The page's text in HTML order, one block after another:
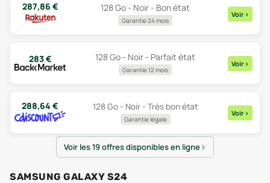
287,86 € 128 Go - Noir - Bon état
Garantie 24 mois
Voir >
283€ 128 Go - Noir - Parfait état
Garantie 12 mois
Voir >
288,64 € 128 Go - Noir - Très bon état
Garantie légale
Voir >
Voir les 19 offres disponibles en ligne
SAMSUNG GALAXY S24